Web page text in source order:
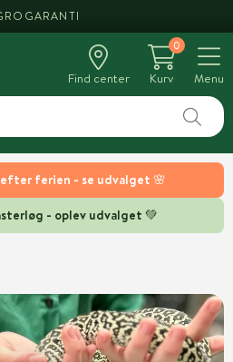
efter ferien - se udvalget 🌸
- oplev udvalget 💚
Find center
0
Kurv
Menu